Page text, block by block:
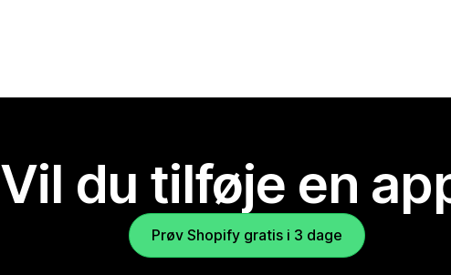
Vil du tilføje en
Prøv Shopify gratis i 3 dage